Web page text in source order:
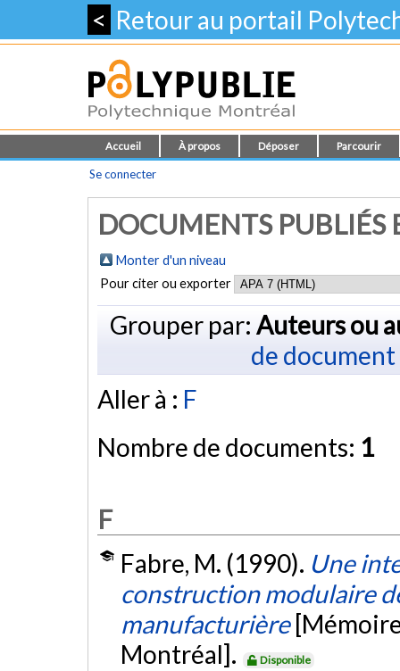
< Retour au portail
Accueil À propos Déposer Parcourir
Se connecter
DOCUMENTS PUBLIÉS
Monter d'un niveau
Pour citer ou exporter
Grouper par: Auteurs ou
de document
Aller à : F
Nombre de documents: 1
F
Fabre, M. (1990). Une
construction modulaire
manufacturière
Montréal].
Disponible